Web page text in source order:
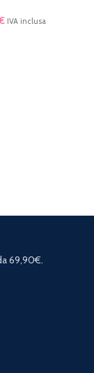
IVA inclusa
69,90€.